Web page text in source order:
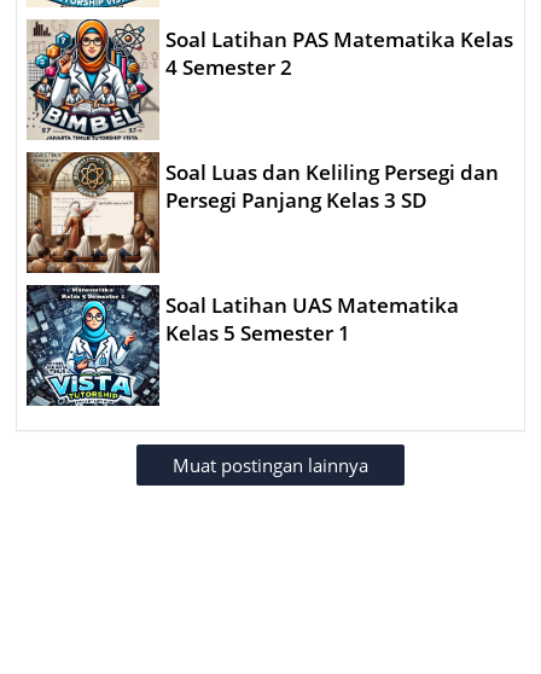
Soal Latihan PAS Matematika Kelas
4 Semester 2
Soal Luas dan Keliling Persegi dan
Persegi Panjang Kelas 3 SD
Soal Latihan UAS Matematika
Kelas 5 Semester 1
Muat postingan lainnya